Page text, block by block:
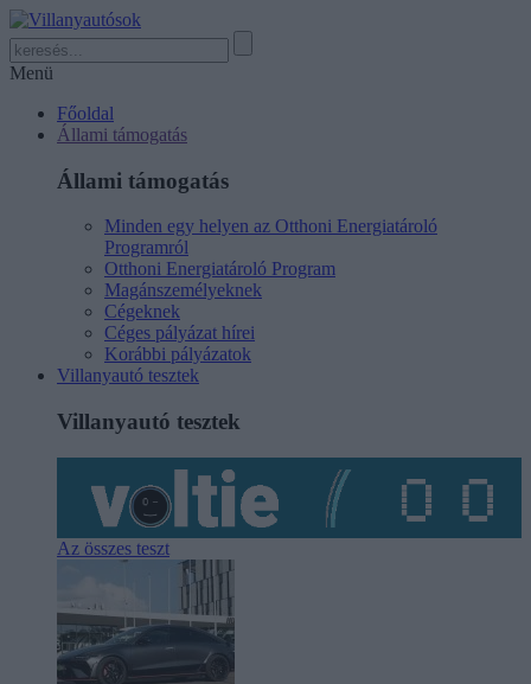
Menü
Főoldal
Állami támogatás
Állami támogatás
Minden egy helyen az Otthoni Energiatároló
Programról
Otthoni Energiatároló Program
Magánszemélyeknek
Cégeknek
Céges pályázat hírei
Korábbi pályázatok
Villanyautó tesztek
Villanyautó tesztek
Az összes teszt